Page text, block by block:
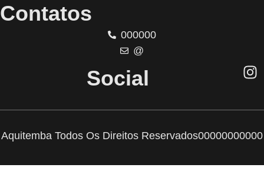
Contatos
000000
@
Social
Aquitemba Todos Os Direitos Reservados00000000000